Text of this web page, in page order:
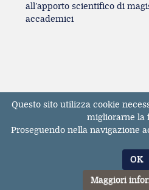
all’apporto scientifico di
accademici
Registrazione Tribunale
dell'11/
ISSN
© Tutti i diritti riservati. E'
anche parziale, dei
Questo sito utilizza cookie
migliorarne la
Proseguendo nella navigazione
OK
Maggiori